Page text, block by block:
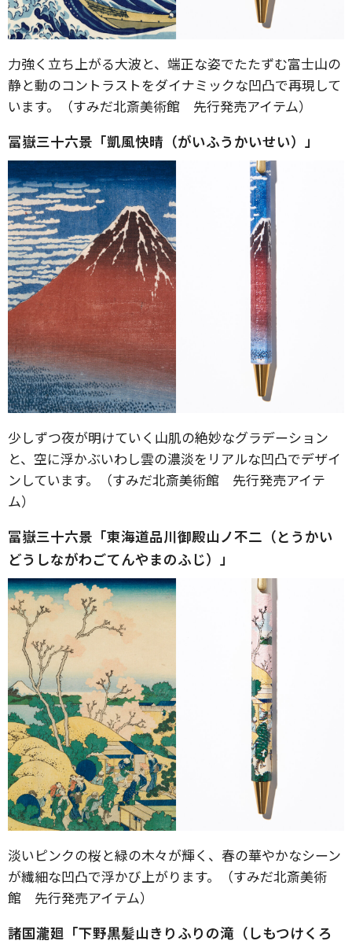
力強く立ち上がる大波と、端正な姿でたたずむ富士山の
静と動のコントラストをダイナミックな凹凸で再現して
います。（すみだ北斎美術館 先行発売アイテム）
冨嶽三十六景「凱風快晴（がいふうかいせい）」
少しずつ夜が明けていく山肌の絶妙なグラデーション
と、空に浮かぶいわし雲の濃淡をリアルな凹凸でデザイ
ンしています。（すみだ北斎美術館 先行発売アイテ
ム）
冨嶽三十六景「東海道品川御殿山ノ不二（とうかい
どうしながわごてんやまのふじ）」
淡いピンクの桜と緑の木々が輝く、春の華やかなシーン
が繊細な凹凸で浮かび上がります。（すみだ北斎美術
館 先行発売アイテム）
諸国瀧廻「下野黒髪山きりふりの滝（しもつけくろ